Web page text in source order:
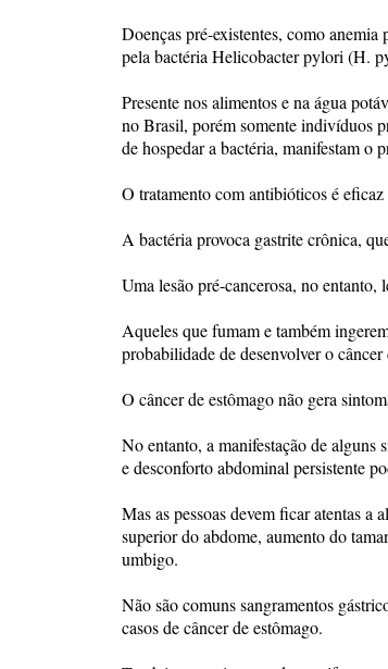
Doenças pré-existentes, como
pela bactéria Helicobacter pylori (H.
Presente nos alimentos e na água
no Brasil, porém somente indivíduos
de hospedar a bactéria, manifestam o
O tratamento com antibióticos é eficaz
A bactéria provoca gastrite crônica,
Uma lesão pré-cancerosa, no entanto,
Aqueles que fumam e também
probabilidade de desenvolver o
O câncer de estômago não gera
No entanto, a manifestação de alguns
e desconforto abdominal persistente
Mas as pessoas devem ficar atentas a
superior do abdome, aumento do
umbigo.
Não são comuns sangramentos
casos de câncer de estômago.